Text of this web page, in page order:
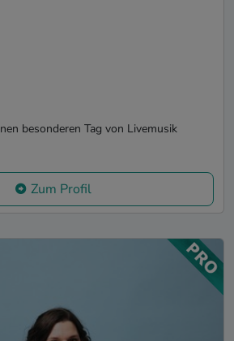
besonderen Tag von Livemusik
Zum Profil